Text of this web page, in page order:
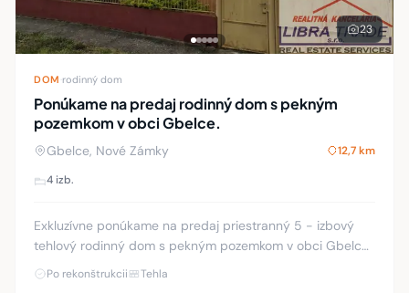
23
DOM rodinný dom
Ponúkame na predaj rodinný dom s pekným
pozemkom v obci Gbelce.
Gbelce, Nové Zámky 12,7 km
4 izb.
Exkluzívne ponúkame na predaj priestranný 5 - izbový
tehlový rodinný dom s pekným pozemkom v obci Gbelce.
Dom sa nachádza na slnečnom a udržiavanom pozemku s
Po rekonštrukcii Tehla